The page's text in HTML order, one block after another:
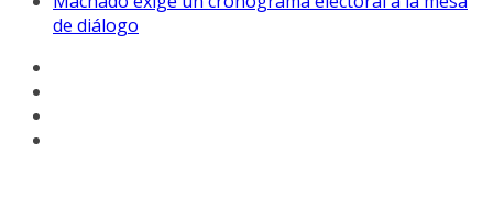
de diálogo